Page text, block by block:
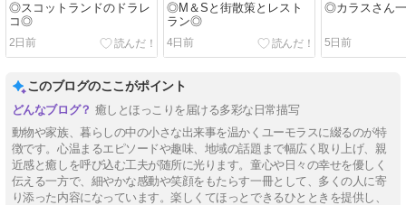
◎スコットランドのドラレ
コ◎
2日前
◎M＆Sと街散策とレスト
ラン◎
4日前
◎カラスさん
5日前
このブログのここがポイント
癒しとほっこりを届ける多彩な日常描写
動物や家族、暮らしの中の小さな出来事を温かくユーモラスに綴るのが特
徴です。心温まるエピソードや趣味、地域の話題まで幅広く取り上げ、親
近感と癒しを呼び込む工夫が随所に光ります。童心や日々の幸せを優しく
伝える一方で、細やかな感動や笑顔をもたらす一冊として、多くの人に寄
り添った内容になっています。楽しくてほっとできるひとときを提供し、